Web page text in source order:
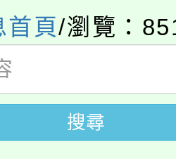
學年度學生
及新住民語歌
115學年度第
師甄選結果(
115學年度第
)教師甄選結果
文化大學推廣
首頁/瀏覽：
搜尋